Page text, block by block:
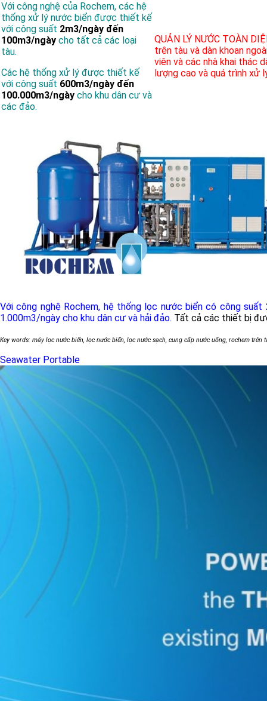
Với công nghệ của Rochem, các hệ
thống xử lý nước biển được thiết kế
với công suất 2m3/ngày đến
100m3/ngày cho tất cả các loại
tàu.
Các hệ thống xử lý được thiết kế
với công suất 600m3/ngày đến
100.000m3/ngày cho khu dân cư và
các đảo.
QUẢN LÝ NƯỚC TOÀN
trên tàu và dàn khoan
viên và các nhà khai thác
lượng cao và quá trình xử
Với công nghệ Rochem, hệ thống lọc nước biển có công
1.000m3/ngày cho khu dân cư và hải đảo. Tất cả các thiết bị
Key words: máy lọc nước biển, lọc nước biển, lọc nước sạch, cung cấp nước uống, rochem trên
Seawater Portable